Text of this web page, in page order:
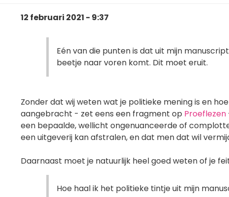
12 februari 2021 - 9:37
Eén van die punten is dat uit mijn
beetje naar voren komt. Dit moet eruit.
Zonder dat wij weten wat je politieke mening is en
aangebracht - zet eens een fragment op Proeflezen
een bepaalde, wellicht ongenuanceerde of
een uitgeverij kan afstralen, en dat men dat wil
Daarnaast moet je natuurlijk heel goed weten of je
Hoe haal ik het politieke tintje uit mijn